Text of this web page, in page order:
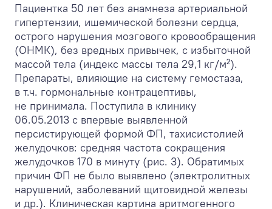
Пациентка 50 лет без анамнеза артериальной
гипертензии, ишемической болезни сердца,
острого нарушения мозгового кровообращения
(ОНМК), без вредных привычек, с избыточной
массой тела (индекс массы тела 29,1 кг/м²).
Препараты, влияющие на систему гемостаза,
в т.ч. гормональные контрацептивы,
не принимала. Поступила в клинику
06.05.2013 с впервые выявленной
персистирующей формой ФП, тахисистолией
желудочков: средняя частота сокращения
желудочков 170 в минуту (рис. 3). Обратимых
причин ФП не было выявлено (электролитных
нарушений, заболеваний щитовидной железы
и др.). Клиническая картина аритмогенного